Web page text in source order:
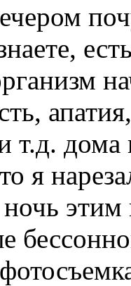
т.д.
я